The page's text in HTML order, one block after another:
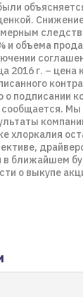
и объема
2016 г. – цена
о подписании
сообщается.
хлоркалия
в ближайшем
о выкупе